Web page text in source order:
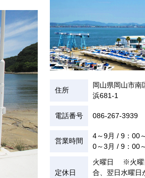
住所
岡山県岡山市
浜681-1
電話番号 086-267-3939
営業時間
4～9月 / 9：
0～3月 / 9：00
定休日
火曜日 ※火曜
合、翌日水曜日